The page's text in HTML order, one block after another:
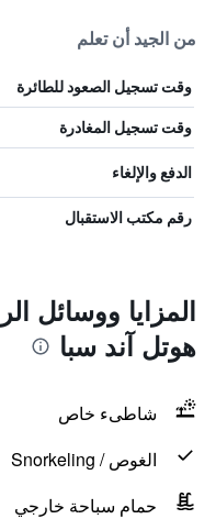
من الجيد أن تعلم
وقت تسجيل الصعود للطائرة
وقت تسجيل المغادرة
الدفع والإلغاء
رقم مكتب الاستقبال
المزايا ووسائل
هوتل آند سبا
شاطىء خاص
الغوص / Snorkeling
حمام سباحة خارجي